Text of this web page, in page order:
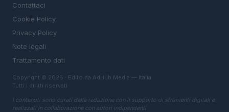
Contattaci
Cookie Policy
Privacy Policy
Note legali
Trattamento dati
Copyright © 2026 · Edito da AdHub Media — Italia
Tutti i diritti riservati
I contenuti sono curati dalla redazione con il supporto di strumenti digitali e
realizzati in collaborazione con autori indipendenti.